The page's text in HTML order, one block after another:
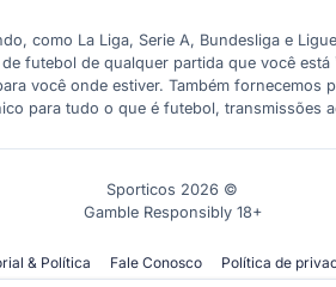
como La Liga, Serie A, Bundesliga e
futebol de qualquer partida que você
você onde estiver. Também
para tudo o que é futebol, transmissões
Sporticos 2026 ©
Gamble Responsibly 18+
& Política Fale Conosco Política de